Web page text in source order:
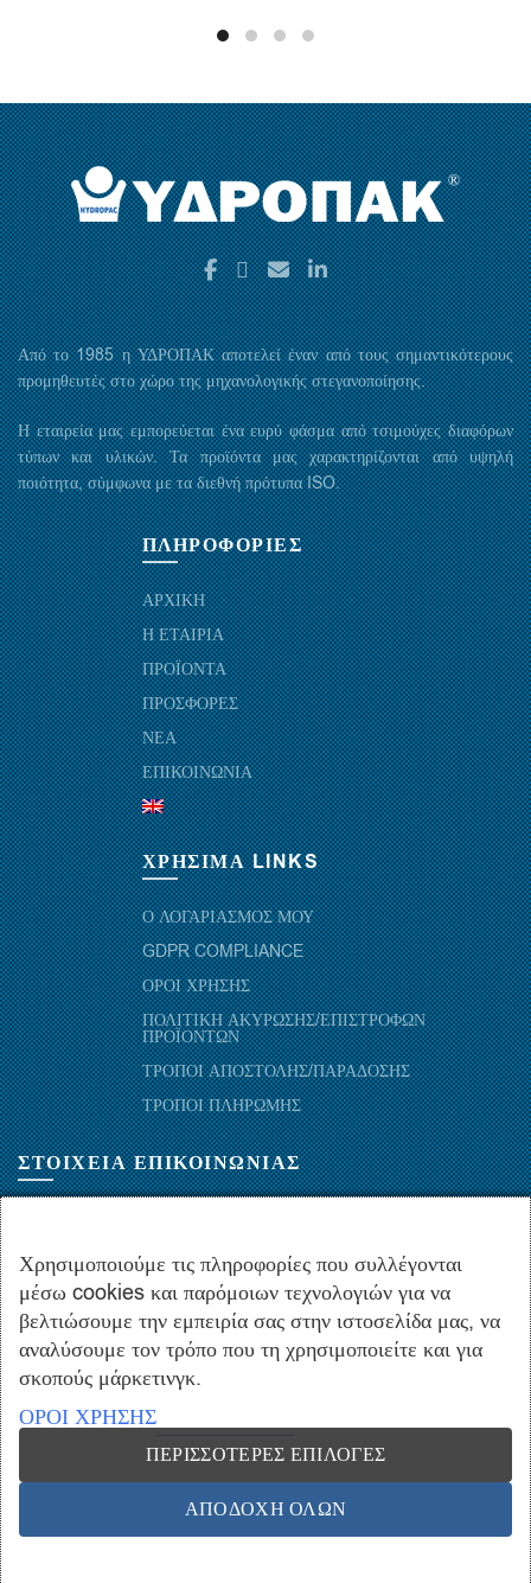
Από το 1985 η ΥΔΡΟΠΑΚ αποτελεί έναν από τους σημαντικότερους
προμηθευτές στο χώρο της μηχανολογικής στεγανοποίησης.
Η εταιρεία μας εμπορεύεται ένα ευρύ φάσμα από τσιμούχες διαφόρων
τύπων και υλικών. Τα προϊόντα μας χαρακτηρίζονται από υψηλή
ποιότητα, σύμφωνα με τα διεθνή πρότυπα ISO.
ΠΛΗΡΟΦΟΡΙΕΣ
ΑΡΧΙΚΗ
Η ΕΤΑΙΡΙΑ
ΠΡΟΪΟΝΤΑ
ΠΡΟΣΦΟΡΕΣ
ΝΕΑ
ΕΠΙΚΟΙΝΩΝΙΑ
ΧΡΗΣΙΜΑ LINKS
Ο ΛΟΓΑΡΙΑΣΜΟΣ ΜΟΥ
GDPR COMPLIANCE
ΟΡΟΙ ΧΡΗΣΗΣ
ΠΟΛΙΤΙΚΗ ΑΚΥΡΩΣΗΣ/ΕΠΙΣΤΡΟΦΩΝ
ΠΡΟΪΟΝΤΩΝ
ΤΡΟΠΟΙ ΑΠΟΣΤΟΛΗΣ/ΠΑΡΑΔΟΣΗΣ
ΤΡΟΠΟΙ ΠΛΗΡΩΜΗΣ
ΣΤΟΙΧΕΙΑ ΕΠΙΚΟΙΝΩΝΙΑΣ
+30.210-5143367,+30.210-5154659,+30.210-5147842
+30.210-5133976
info@hydropac.gr
Δευτ. εως Παρ.: 08:00 - 16:00
Vrisko.gr
Χρησιμοποιούμε τις πληροφορίες που συλλέγονται
μέσω cookies και παρόμοιων τεχνολογιών για να
βελτιώσουμε την εμπειρία σας στην ιστοσελίδα μας, να
αναλύσουμε τον τρόπο που τη χρησιμοποιείτε και για
σκοπούς μάρκετινγκ.
ΟΡΟΙ ΧΡΗΣΗΣ
ΠΕΡΙΣΣΌΤΕΡΕΣ ΕΠΙΛΟΓΈΣ
ΑΠΟΔΟΧΉ ΌΛΩΝ